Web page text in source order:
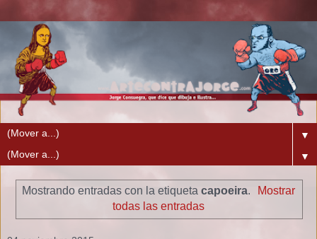
▼
▼
Mostrando entradas con la etiqueta capoeira.
Mostrar
todas las entradas